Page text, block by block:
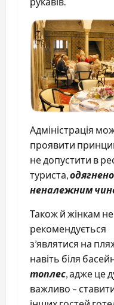
Адміністрація
проявити
не допустити в
туриста,
неналежним
Також й жінкам не
рекомендується
з’являтися на
навіть біля
топлес, адже це
важливо –